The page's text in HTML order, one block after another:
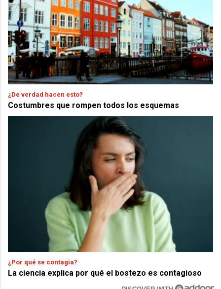
¿De verdad hacen esto?
Costumbres que rompen todos los esquemas
¿Por qué se contagia?
La ciencia explica por qué el bostezo es contagioso